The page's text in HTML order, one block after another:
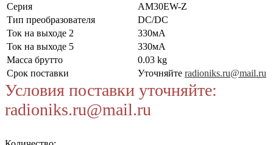
Серия
AM30EW-Z
Тип преобразователя
DC/DC
Ток на выходе 2
330мА
Ток на выходе 5
330мА
Масса брутто
0.03 kg
Срок поставки
Уточняйте radioniks.ru@mail.ru
Условия поставки уточняйте:
radioniks.ru@mail.ru